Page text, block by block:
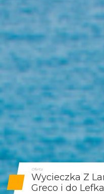
Oferta
Wycieczka Z
Greco i do